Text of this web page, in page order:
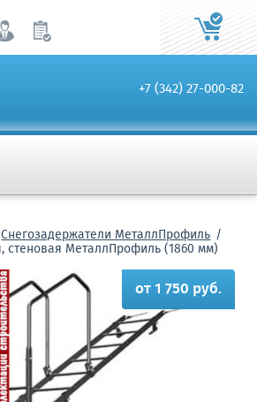
+7 (342) 27-000-82
Снегозадержатели МеталлПрофиль
стеновая МеталлПрофиль (1860 мм)
от 1 750 руб.